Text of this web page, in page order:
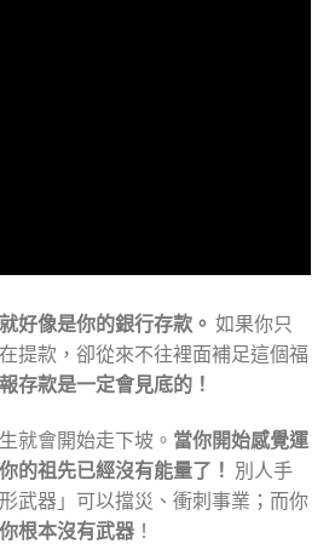
好像是你的銀行存款。 如果你只
提款，卻從來不往裡面補足這個福
存款是一定會見底的！
就會開始走下坡。 當你開始感覺運
的祖先已經沒有能量了！ 別人手
武器」可以擋災、衝刺事業；而你
根本沒有武器 ！